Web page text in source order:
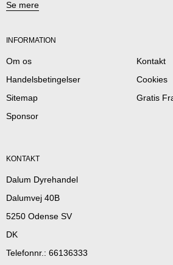
Se mere
INFORMATION
Om os
Kontakt
Handelsbetingelser
Cookies
Sitemap
Gratis
Sponsor
KONTAKT
Dalum Dyrehandel
Dalumvej 40B
5250 Odense SV
DK
Telefonnr. : 66136333